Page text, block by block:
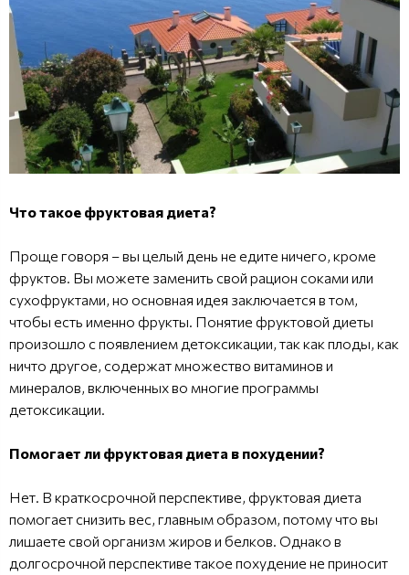
Что такое фруктовая диета?
Проще говоря – вы целый день не едите ничего, кроме
фруктов. Вы можете заменить свой рацион соками или
сухофруктами, но основная идея заключается в том,
чтобы есть именно фрукты. Понятие фруктовой диеты
произошло с появлением детоксикации, так как плоды, как
ничто другое, содержат множество витаминов и
минералов, включенных во многие программы
детоксикации.
Помогает ли фруктовая диета в похудении?
Нет. В краткосрочной перспективе, фруктовая диета
помогает снизить вес, главным образом, потому что вы
лишаете свой организм жиров и белков. Однако в
долгосрочной перспективе такое похудение не приносит